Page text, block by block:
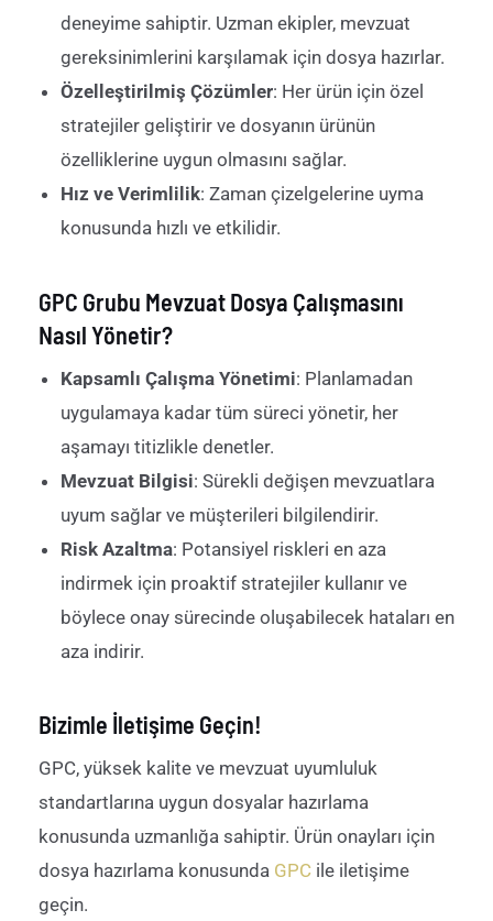
deneyime sahiptir. Uzman ekipler, mevzuat
gereksinimlerini karşılamak için dosya hazırlar.
Özelleştirilmiş Çözümler: Her ürün için özel
stratejiler geliştirir ve dosyanın ürünün
özelliklerine uygun olmasını sağlar.
Hız ve Verimlilik: Zaman çizelgelerine uyma
konusunda hızlı ve etkilidir.
GPC Grubu Mevzuat Dosya Çalışmasını
Nasıl Yönetir?
Kapsamlı Çalışma Yönetimi: Planlamadan
uygulamaya kadar tüm süreci yönetir, her
aşamayı titizlikle denetler.
Mevzuat Bilgisi: Sürekli değişen mevzuatlara
uyum sağlar ve müşterileri bilgilendirir.
Risk Azaltma: Potansiyel riskleri en aza
indirmek için proaktif stratejiler kullanır ve
böylece onay sürecinde oluşabilecek hataları en
aza indirir.
Bizimle İletişime Geçin!
GPC, yüksek kalite ve mevzuat uyumluluk
standartlarına uygun dosyalar hazırlama
konusunda uzmanlığa sahiptir. Ürün onayları için
dosya hazırlama konusunda GPC ile iletişime
geçin.